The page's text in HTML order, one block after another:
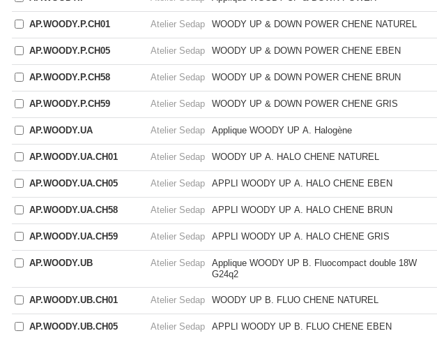
AP.WOODY.P.CH01 Atelier Sedap WOODY UP & DOWN POWER CHENE NATUREL
AP.WOODY.P.CH05 Atelier Sedap WOODY UP & DOWN POWER CHENE EBEN
AP.WOODY.P.CH58 Atelier Sedap WOODY UP & DOWN POWER CHENE BRUN
AP.WOODY.P.CH59 Atelier Sedap WOODY UP & DOWN POWER CHENE GRIS
AP.WOODY.UA Atelier Sedap Applique WOODY UP A. Halogène
AP.WOODY.UA.CH01 Atelier Sedap WOODY UP A. HALO CHENE NATUREL
AP.WOODY.UA.CH05 Atelier Sedap APPLI WOODY UP A. HALO CHENE EBEN
AP.WOODY.UA.CH58 Atelier Sedap APPLI WOODY UP A. HALO CHENE BRUN
AP.WOODY.UA.CH59 Atelier Sedap APPLI WOODY UP A. HALO CHENE GRIS
AP.WOODY.UB Atelier Sedap
Applique WOODY UP B. Fluocompact double 18W
G24q2
AP.WOODY.UB.CH01 Atelier Sedap WOODY UP B. FLUO CHENE NATUREL
AP.WOODY.UB.CH05 Atelier Sedap APPLI WOODY UP B. FLUO CHENE EBEN